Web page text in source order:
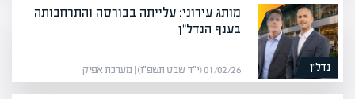
נדל”ן
מותג עירוני: עלייתה בבורסה והתרחבותה
בענף הנדל"ן
01/02/26 (י״ד שבט תשפ״ו) | מערכת אפיק